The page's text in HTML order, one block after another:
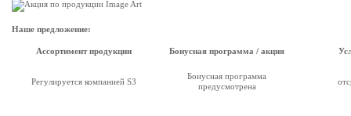
Наше предложение:
Ассортимент продукции Бонусная программа / акция
Регулируется компанией S3
Бонусная программа
предусмотрена